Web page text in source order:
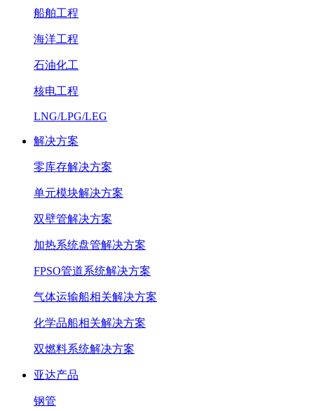
船舶工程
海洋工程
石油化工
核电工程
LNG/LPG/LEG
解决方案
零库存解决方案
单元模块解决方案
双壁管解决方案
加热系统盘管解决方案
FPSO管道系统解决方案
气体运输船相关解决方案
化学品船相关解决方案
双燃料系统解决方案
亚达产品
钢管